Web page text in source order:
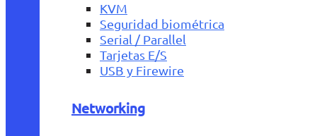
KVM
Seguridad biométrica
Serial / Parallel
Tarjetas E/S
USB y Firewire
Networking